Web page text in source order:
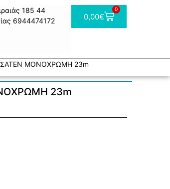
185 44
6944474172
0,00€
0
ΜΟΝΟΧΡΩΜΗ 23m
23m